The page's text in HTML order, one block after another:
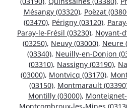
Mésangy (03320), Poëzat
(03470), Périgny (03120),
Paray-le-Frésil (03230), Noyant-
(03250), Neuvy (03000), Neure
(03340), Neuilly-en-Donjon
(03310), Nassigny (03190),
(03000), Montvicq (03170),
(03150), Montmarault
Montilly (03000),